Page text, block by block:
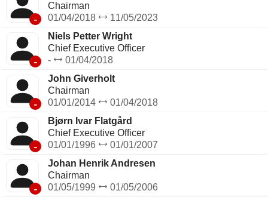
-
Chairman
01/04/2018
11/05/2023
-
Niels Petter Wright
Chief Executive Officer
-
01/04/2018
-
John Giverholt
Chairman
01/01/2014
01/04/2018
-
Bjørn Ivar Flatgård
Chief Executive Officer
01/01/1996
01/01/2007
-
Johan Henrik Andresen
Chairman
01/05/1999
01/05/2006